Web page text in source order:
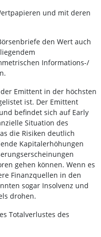
und mit deren
den Wert auch
Informations-/
Emittent in der höchsten
ist. Der Emittent
befindet sich auf Early
Situation des
die Risiken deutlich
Kapitalerhöhungen
gehen können. Wenn es
Finanzquellen in den
sogar Insolvenz und
drohen.
Totalverlustes des